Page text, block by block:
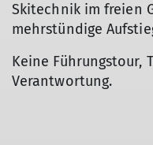
Skitechnik im freien
mehrstündige
Keine Führungstour,
Verantwortung.